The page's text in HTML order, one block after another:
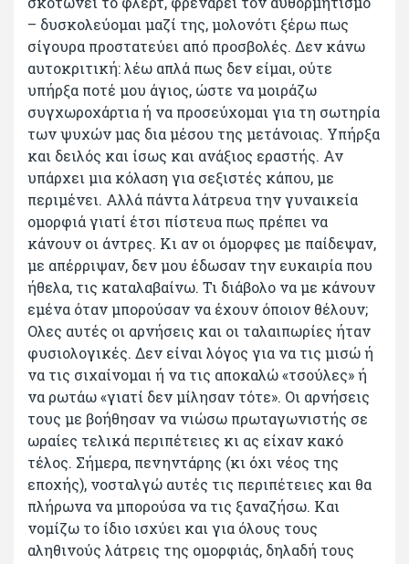
– δυσκολεύομαι μαζί της, μολονότι ξέρω πως
σίγουρα προστατεύει από προσβολές. Δεν κάνω
αυτοκριτική: λέω απλά πως δεν είμαι, ούτε
υπήρξα ποτέ μου άγιος, ώστε να μοιράζω
συγχωροχάρτια ή να προσεύχομαι για τη σωτηρία
των ψυχών μας δια μέσου της μετάνοιας. Υπήρξα
και δειλός και ίσως και ανάξιος εραστής. Αν
υπάρχει μια κόλαση για σεξιστές κάπου, με
περιμένει. Αλλά πάντα λάτρευα την γυναικεία
ομορφιά γιατί έτσι πίστευα πως πρέπει να
κάνουν οι άντρες. Κι αν οι όμορφες με παίδεψαν,
με απέρριψαν, δεν μου έδωσαν την ευκαιρία που
ήθελα, τις καταλαβαίνω. Τι διάβολο να με κάνουν
εμένα όταν μπορούσαν να έχουν όποιον θέλουν;
Ολες αυτές οι αρνήσεις και οι ταλαιπωρίες ήταν
φυσιολογικές. Δεν είναι λόγος για να τις μισώ ή
να τις σιχαίνομαι ή να τις αποκαλώ «τσούλες» ή
να ρωτάω «γιατί δεν μίλησαν τότε». Οι αρνήσεις
τους με βοήθησαν να νιώσω πρωταγωνιστής σε
ωραίες τελικά περιπέτειες κι ας είχαν κακό
τέλος. Σήμερα, πενηντάρης (κι όχι νέος της
εποχής), νοσταλγώ αυτές τις περιπέτειες και θα
πλήρωνα να μπορούσα να τις ξαναζήσω. Και
νομίζω το ίδιο ισχύει και για όλους τους
αληθινούς λάτρεις της ομορφιάς, δηλαδή τους